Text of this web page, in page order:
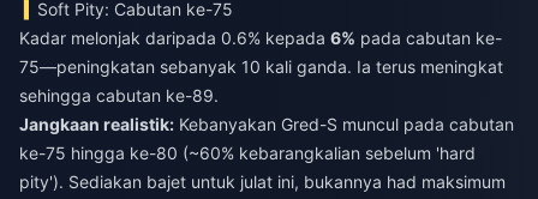
Soft Pity: Cabutan ke-75
Kadar melonjak daripada 0.6% kepada 6% pada cabutan ke-
75—peningkatan sebanyak 10 kali ganda. Ia terus meningkat
sehingga cabutan ke-89.
Jangkaan realistik: Kebanyakan Gred-S muncul pada cabutan
ke-75 hingga ke-80 (~60% kebarangkalian sebelum 'hard
pity'). Sediakan bajet untuk julat ini, bukannya had maksimum